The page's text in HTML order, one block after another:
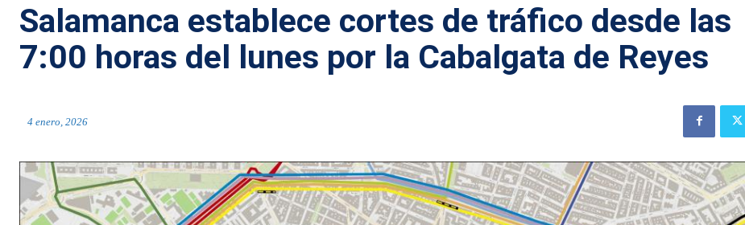
Salamanca establece cortes de tráfico desde las
7:00 horas del lunes por la Cabalgata de Reyes
4 enero, 2026